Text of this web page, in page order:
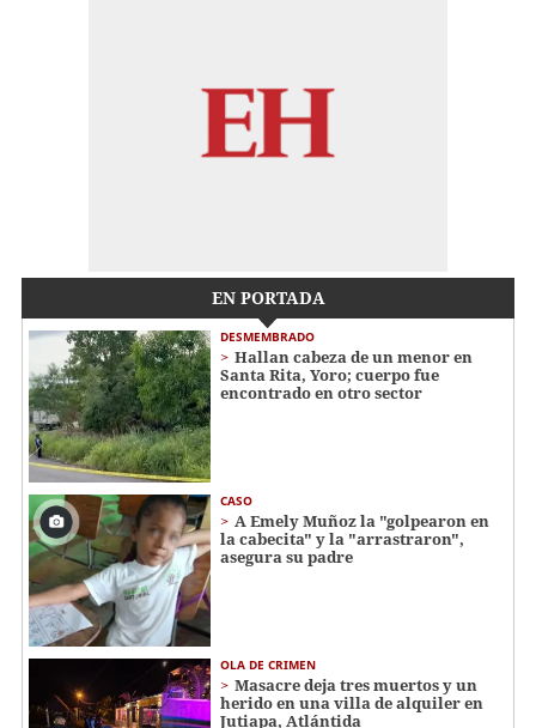
EN PORTADA
DESMEMBRADO
Hallan cabeza de un menor en
Santa Rita, Yoro; cuerpo fue
encontrado en otro sector
CASO
A Emely Muñoz la "golpearon en
la cabecita" y la "arrastraron",
asegura su padre
OLA DE CRIMEN
Masacre deja tres muertos y un
herido en una villa de alquiler en
Jutiapa, Atlántida